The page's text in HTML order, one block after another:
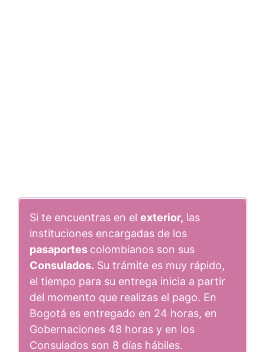
Si te encuentras en el exterior, las
instituciones encargadas de los
pasaportes colombianos son sus
Consulados. Su trámite es muy rápido,
el tiempo para su entrega inicia a partir
del momento que realizas el pago. En
Bogotá es entregado en 24 horas, en
Gobernaciones 48 horas y en los
Consulados son 8 días hábiles.